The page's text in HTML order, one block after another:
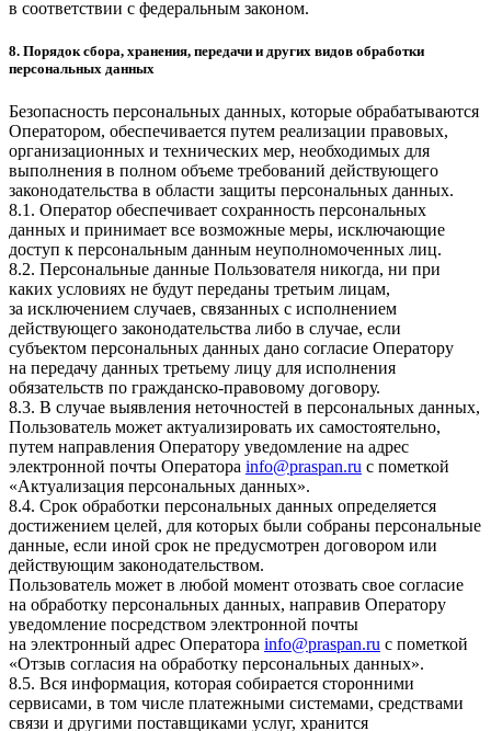
в соответствии с федеральным законом.
8. Порядок сбора, хранения, передачи и других видов обработки
персональных данных
Безопасность персональных данных, которые обрабатываются
Оператором, обеспечивается путем реализации правовых,
организационных и технических мер, необходимых для
выполнения в полном объеме требований действующего
законодательства в области защиты персональных данных.
8.1. Оператор обеспечивает сохранность персональных
данных и принимает все возможные меры, исключающие
доступ к персональным данным неуполномоченных лиц.
8.2. Персональные данные Пользователя никогда, ни при
каких условиях не будут переданы третьим лицам,
за исключением случаев, связанных с исполнением
действующего законодательства либо в случае, если
субъектом персональных данных дано согласие Оператору
на передачу данных третьему лицу для исполнения
обязательств по гражданско-правовому договору.
8.3. В случае выявления неточностей в персональных данных,
Пользователь может актуализировать их самостоятельно,
путем направления Оператору уведомление на адрес
электронной почты Оператора info@praspan.ru с пометкой
«Актуализация персональных данных».
8.4. Срок обработки персональных данных определяется
достижением целей, для которых были собраны персональные
данные, если иной срок не предусмотрен договором или
действующим законодательством.
Пользователь может в любой момент отозвать свое согласие
на обработку персональных данных, направив Оператору
уведомление посредством электронной почты
на электронный адрес Оператора info@praspan.ru с пометкой
«Отзыв согласия на обработку персональных данных».
8.5. Вся информация, которая собирается сторонними
сервисами, в том числе платежными системами, средствами
связи и другими поставщиками услуг, хранится